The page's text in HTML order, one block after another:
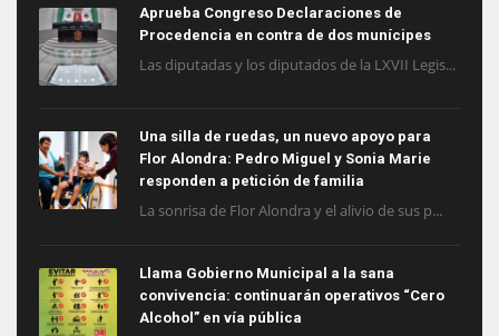
Aprueba Congreso Declaraciones de
Procedencia en contra de dos munícipes
Las diputadas y los diputados de la LXVII Legis...
Una silla de ruedas, un nuevo apoyo para
Flor Alondra: Pedro Miguel y Sonia Marie
responden a petición de familia
La sonrisa de Flor Alondra y el alivio de sus p...
Llama Gobierno Municipal a la sana
convivencia: continuarán operativos “Cero
Alcohol” en vía pública